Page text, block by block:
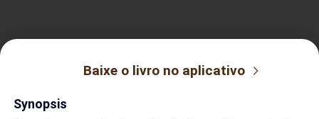
Baixe o livro no aplicativo
Synopsis